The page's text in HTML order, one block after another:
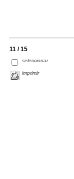
11 / 15
seleccionar
imprimir